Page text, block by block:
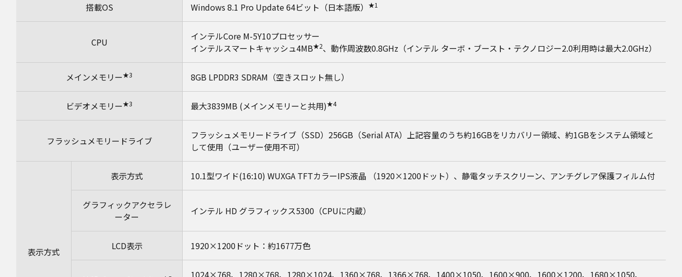
搭載OS Windows 8.1 Pro Update 64ビット（日本語版） ★1
CPU
インテルCore M-5Y10プロセッサー
インテルスマートキャッシュ4MB★2、動作周波数0.8GHz（インテル ターボ・ブースト・テクノロジー2.0利用時は最大2.0GHz）
メインメモリー★3 8GB LPDDR3 SDRAM（空きスロット無し）
ビデオメモリー★3 最大3839MB (メインメモリーと共用)★4
フラッシュメモリードライブ
フラッシュメモリードライブ（SSD）256GB（Serial ATA）上記容量のうち約16GBをリカバリー領域、約1GBをシステム領域と
して使用（ユーザー使用不可）
表示方式
表示方式 10.1型ワイド(16:10) WUXGA TFTカラーIPS液晶 （1920×1200ドット）、静電タッチスクリーン、アンチグレア保護フィルム付
グラフィックアクセラレ
ーター
インテル HD グラフィックス5300（CPUに内蔵）
LCD表示 1920×1200ドット：約1677万色
1024×768、1280×768、1280×1024、1360×768、1366×768、1400×1050、1600×900、1600×1200、1680×1050、